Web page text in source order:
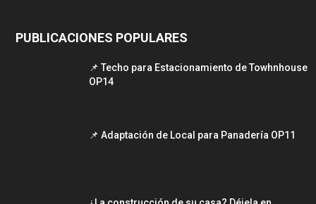
PUBLICACIONES POPULARES
📌 Techo para Estacionamiento de Towhnhouse
OP14
📌 Adaptación de Local para Panadería OP11